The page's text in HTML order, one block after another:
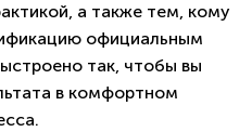
а также тем, кому
официальным
так, чтобы вы
в комфортном